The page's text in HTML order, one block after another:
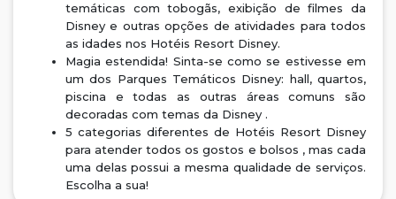
temáticas com tobogãs, exibição de filmes da
Disney e outras opções de atividades para todos
as idades nos Hotéis Resort Disney.
Magia estendida! Sinta-se como se estivesse em
um dos Parques Temáticos Disney: hall, quartos,
piscina e todas as outras áreas comuns são
decoradas com temas da Disney .
5 categorias diferentes de Hotéis Resort Disney
para atender todos os gostos e bolsos , mas cada
uma delas possui a mesma qualidade de serviços.
Escolha a sua!